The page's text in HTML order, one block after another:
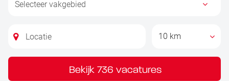
10 km
Bekijk 736 vacatures